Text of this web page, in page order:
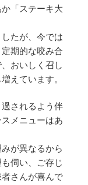
「ステーキ大
たが、今では
期的な咬み合
おいしく召し
えています。
されるよう伴
メニューはあ
が異なるから
伺い、ご存じ
さんが喜んで